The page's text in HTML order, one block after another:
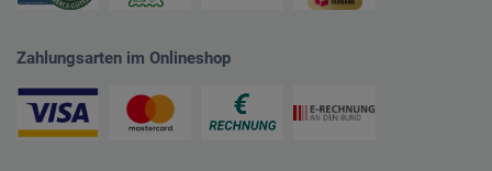
Zahlungsarten im Onlineshop